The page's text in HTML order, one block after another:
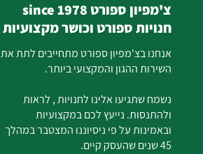
צ'מפיון ספורט since 1978
חנויות ספורט וכושר מקצועיות
אנחנו בצ'מפיון ספורט מתחייבים לתת את
השירות ההגון והמקצועי ביותר.
נשמח שתגיעו אלינו לחנויות , לראות
ולהתנסות. נייעץ לכם במקצועיות
ובאמינות על פי ניסיוננו המצטבר במהלך
45 שנים שהעסק קיים.